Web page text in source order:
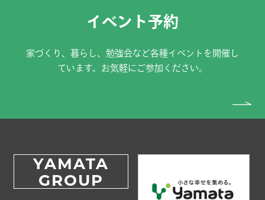
イベント予約
家づくり、暮らし、勉強会など各種イベントを開催し
ています。お気軽にご参加ください。
YAMATA
GROUP